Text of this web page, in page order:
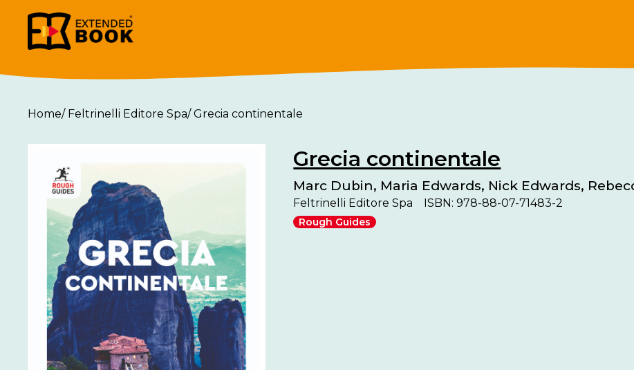
Home/ Feltrinelli Editore Spa/ Grecia continentale
Grecia continentale
Marc Dubin, Maria Edwards, Nick Edwards,
Feltrinelli Editore Spa ISBN: 978-88-07-71483-2
Rough Guides